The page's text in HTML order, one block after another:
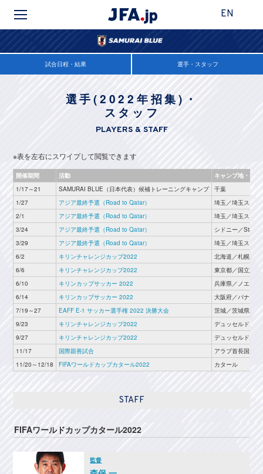
EN
試合日程・結果 選手・スタッフ
選手(2022年招集)・
スタッフ
PLAYERS & STAFF
※表を左右にスワイプして閲覧できます
開催期間 活動
キャンプ地・会場
1/17～21
SAMURAI BLUE（日本代表）候補トレーニングキャンプ
千葉
1/27
アジア最終予選（Road to Qatar）
埼玉／埼玉スタ
2/1
アジア最終予選（Road to Qatar）
埼玉／埼玉スタ
3/24
アジア最終予選（Road to Qatar）
シドニー／
3/29
アジア最終予選（Road to Qatar）
埼玉／埼玉スタ
6/2
キリンチャレンジカップ2022
北海道／札幌ドー
6/6
キリンチャレンジカップ2022
東京都／国立競技
6/10
キリンカップサッカー 2022
兵庫県／ノエビ
6/14
キリンカップサッカー 2022
大阪府／パナソ
7/19～27
EAFF E-1 サッカー選手権 2022 決勝大会
茨城／茨城県立
9/23
キリンチャレンジカップ2022
デュッセルドル
9/27
キリンチャレンジカップ2022
デュッセルドル
11/17
国際親善試合
アラブ首長国連
11/20～12/18
FIFAワールドカップカタール2022 カタール
STAFF
FIFAワールドカップカタール2022
監督